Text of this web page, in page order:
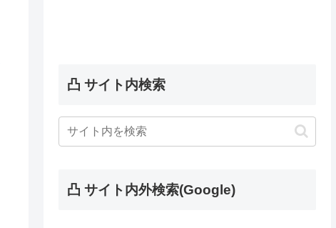
凸 サイト内検索
凸 サイト内外検索(Google)